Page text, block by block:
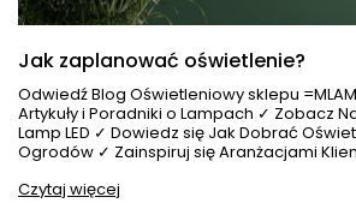
Jak zaplanować oświetlenie?
Odwiedź Blog Oświetleniowy sklepu
Artykuły i Poradniki o Lampach ✓ Zobacz
Lamp LED ✓ Dowiedz się Jak Dobrać
Ogrodów ✓ Zainspiruj się Aranżacjami
Czytaj więcej